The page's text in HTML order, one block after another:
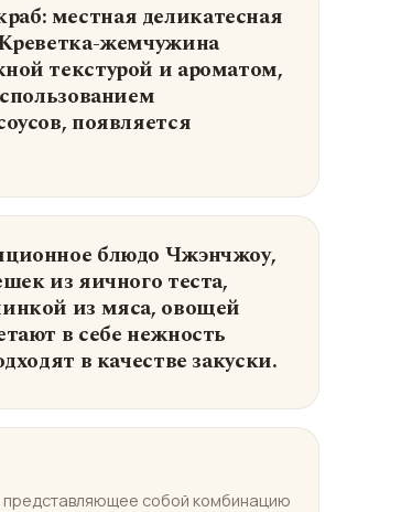
местная деликатесная
жемчужина
текстурой и ароматом,
появляется
блюдо Чжэнчжоу,
из яичного теста,
из мяса, овощей
в себе нежность
в качестве закуски.
собой комбинацию